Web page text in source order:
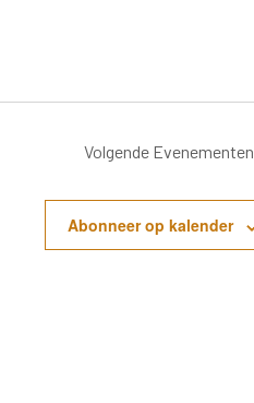
Volgende Evenementen
Abonneer op kalender